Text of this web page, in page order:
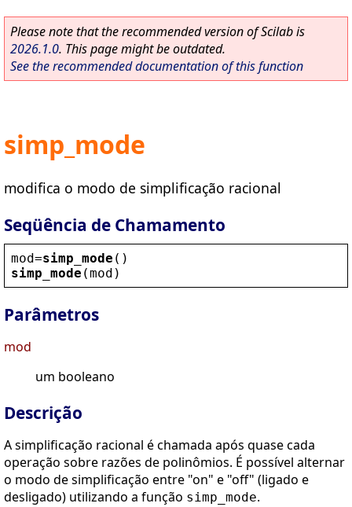
Please note that the recommended version of Scilab is
2026.1.0. This page might be outdated.
See the recommended documentation of this function
simp_mode
modifica o modo de simplificação racional
Seqüência de Chamamento
mod=simp_mode ()
simp_mode (mod )
Parâmetros
mod
um booleano
Descrição
A simplificação racional é chamada após quase cada
operação sobre razões de polinômios. É possível alternar
o modo de simplificação entre "on" e "off" (ligado e
desligado) utilizando a função simp_mode.